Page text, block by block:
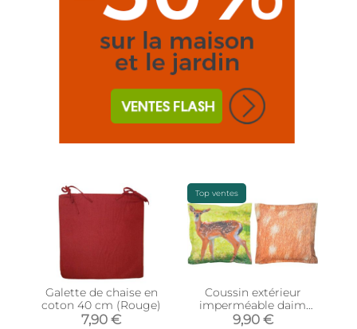
Galette de chaise en
coton 40 cm (Rouge)
7,90 €
Top ventes
Coussin extérieur
imperméable daim
(41,5 x 41,5 x 10 cm)
9,90 €